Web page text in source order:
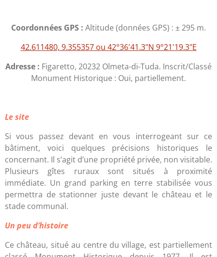
Coordonnées GPS : Altitude (données GPS) : ± 295 m.
42.611480, 9.355357 ou 42°36'41.3"N 9°21'19.3"E
Adresse : Figaretto, 20232 Olmeta-di-Tuda. Inscrit/Classé
Monument Historique : Oui, partiellement.
Le site
Si vous passez devant en vous interrogeant sur ce
bâtiment, voici quelques précisions historiques le
concernant. Il s’agit d’une propriété privée, non visitable.
Plusieurs gîtes ruraux sont situés à proximité
immédiate. Un grand parking en terre stabilisée vous
permettra de stationner juste devant le château et le
stade communal.
Un peu d’histoire
Ce château, situé au centre du village, est partiellement